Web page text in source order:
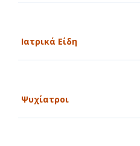
Ιατρικά Είδη
Ψυχίατροι